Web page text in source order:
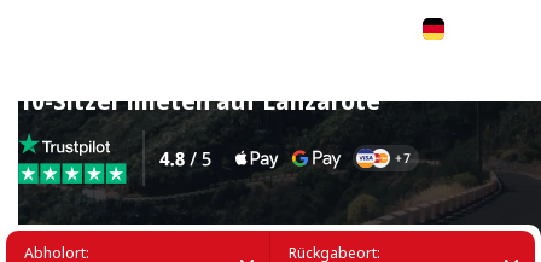
10-Sitzer mieten auf Lanzarote
Abholort: Rückgabeort: